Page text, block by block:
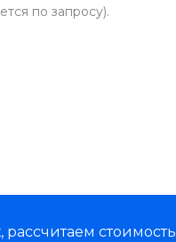
по запросу).
стоимость